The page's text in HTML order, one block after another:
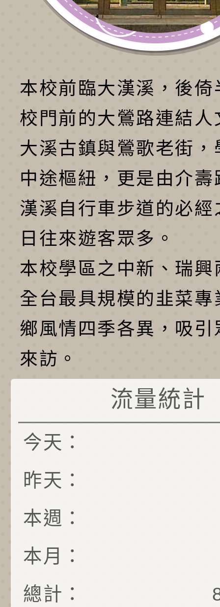
本校前臨大漢溪，後倚
校門前的大鶯路連結人
大溪古鎮與鶯歌老街，
中途樞紐，更是由介壽
漢溪自行車步道的必經
日往來遊客眾多。
本校學區之中新、瑞興
全台最具規模的韭菜專
鄉風情四季各異，吸引
來訪。
流量統計
今天：
昨天：
本週：
本月：
總計：